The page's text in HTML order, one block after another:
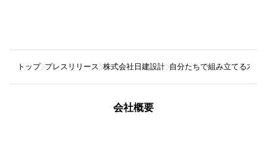
トップ プレスリリース 株式会社日建設計 自分たちで組み立てる木材
会社概要